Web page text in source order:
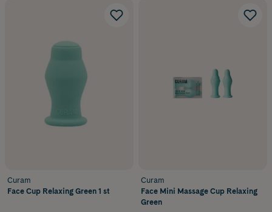
Curam
Face Cup Relaxing Green 1 st
Curam
Face Mini Massage Cup Relaxing
Green